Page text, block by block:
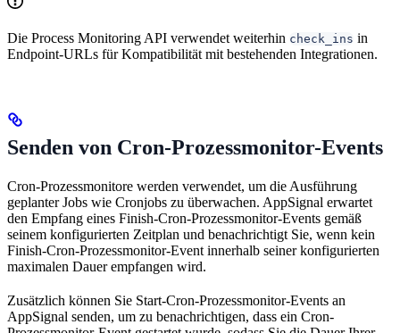
Die Process Monitoring API verwendet weiterhin check_ins in
Endpoint-URLs für Kompatibilität mit bestehenden Integrationen.
Senden von Cron-Prozessmonitor-Events
Cron-Prozessmonitore werden verwendet, um die Ausführung
geplanter Jobs wie Cronjobs zu überwachen. AppSignal erwartet
den Empfang eines Finish-Cron-Prozessmonitor-Events gemäß
seinem konfigurierten Zeitplan und benachrichtigt Sie, wenn kein
Finish-Cron-Prozessmonitor-Event innerhalb seiner konfigurierten
maximalen Dauer empfangen wird.
Zusätzlich können Sie Start-Cron-Prozessmonitor-Events an
AppSignal senden, um zu benachrichtigen, dass ein Cron-